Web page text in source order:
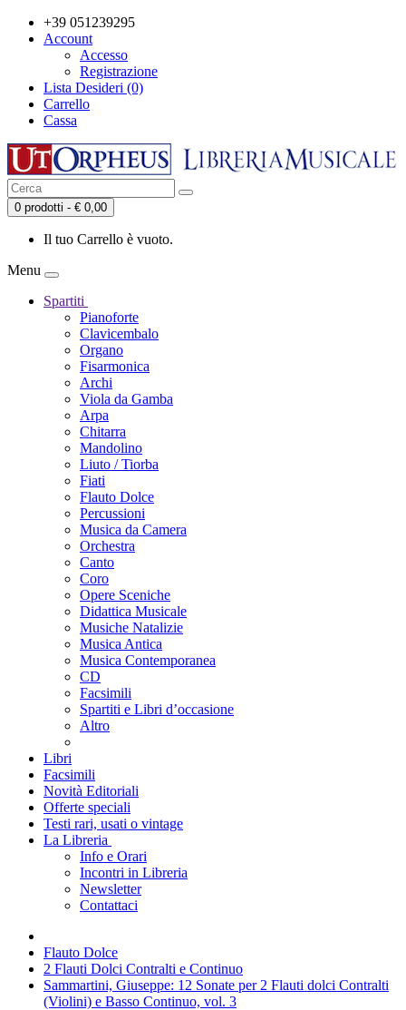
+39 051239295
Account
Accesso
Registrazione
Lista Desideri (0)
Carrello
Cassa
0 prodotti - € 0,00
Il tuo Carrello è vuoto.
Menu
Spartiti
Pianoforte
Clavicembalo
Organo
Fisarmonica
Archi
Viola da Gamba
Arpa
Chitarra
Mandolino
Liuto / Tiorba
Fiati
Flauto Dolce
Percussioni
Musica da Camera
Orchestra
Canto
Coro
Opere Sceniche
Didattica Musicale
Musiche Natalizie
Musica Antica
Musica Contemporanea
CD
Facsimili
Spartiti e Libri d’occasione
Altro
Libri
Facsimili
Novità Editoriali
Offerte speciali
Testi rari, usati o vintage
La Libreria
Info e Orari
Incontri in Libreria
Newsletter
Contattaci
Flauto Dolce
2 Flauti Dolci Contralti e Continuo
Sammartini, Giuseppe: 12 Sonate per 2 Flauti dolci Contralti
(Violini) e Basso Continuo, vol. 3